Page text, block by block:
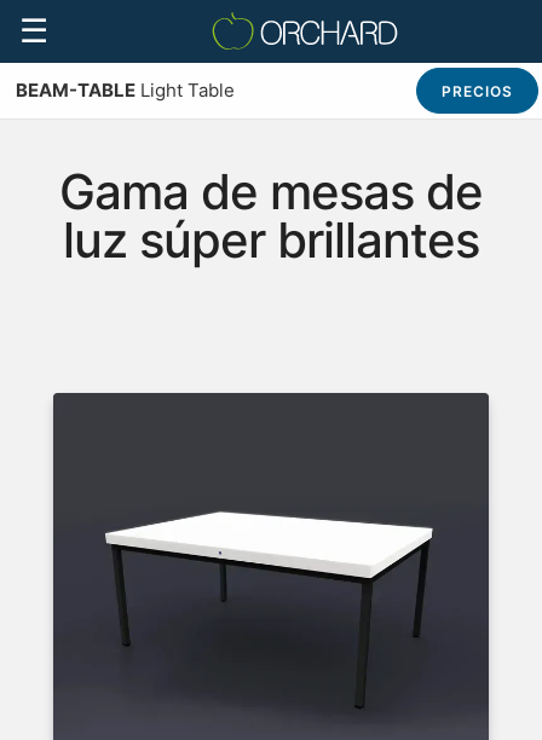
☰
BEAM-TABLE Light Table PRECIOS
Gama de mesas de
luz súper brillantes